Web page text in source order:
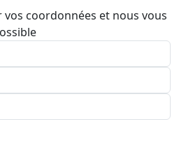
coordonnées et nous vous